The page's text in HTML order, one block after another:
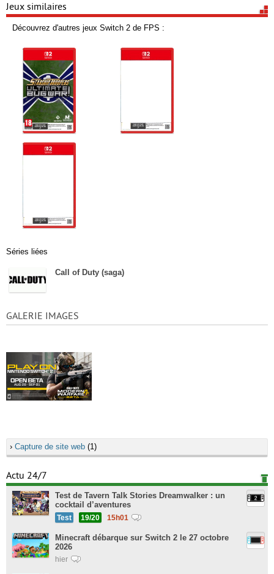
Jeux similaires
Découvrez d'autres jeux Switch 2 de FPS :
Séries liées
Call of Duty (saga)
GALERIE IMAGES
› Capture de site web (1)
Actu 24/7
Test de Tavern Talk Stories Dreamwalker : un
cocktail d’aventures
Test 19/20 15h01
Minecraft débarque sur Switch 2 le 27 octobre
2026
hier